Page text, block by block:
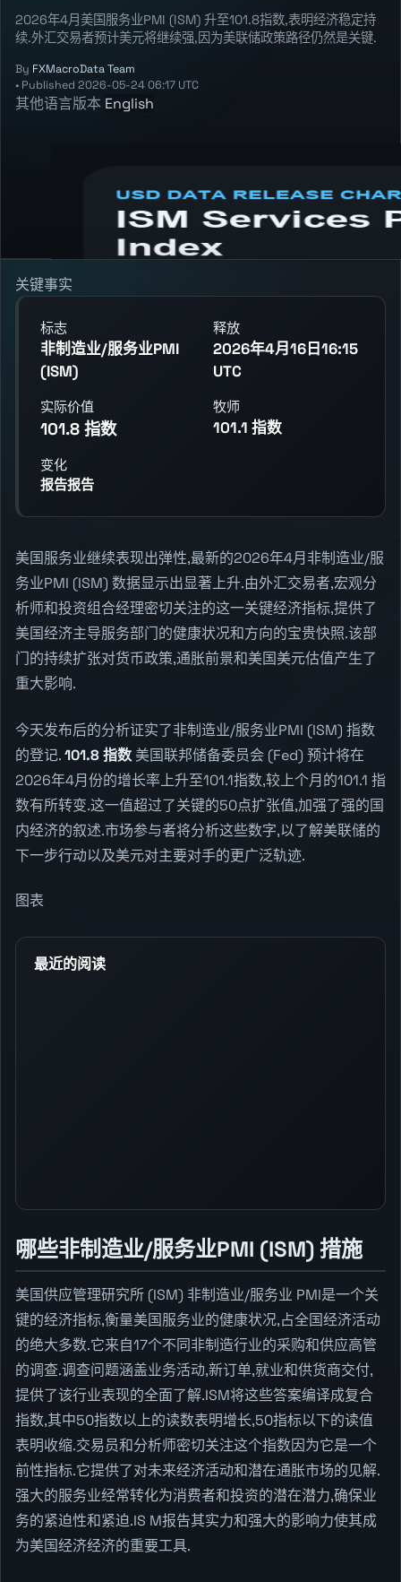
2026年4月美国服务业PMI (ISM) 升至101.8指数,表明经济稳定持
续.外汇交易者预计美元将继续强,因为美联储政策路径仍然是关键.
By FXMacroData Team
• Published 2026-05-24 06:17 UTC
其他语言版本 English
reading, previous reading, and release
关键事实
标志
非制造业/服务业PMI
(ISM)
释放
2026年4月16日16:15
UTC
实际价值
101.8 指数
牧师
101.1 指数
变化
报告报告
美国服务业继续表现出弹性,最新的2026年4月非制造业/服
务业PMI (ISM) 数据显示出显著上升.由外汇交易者,宏观分
析师和投资组合经理密切关注的这一关键经济指标,提供了
美国经济主导服务部门的健康状况和方向的宝贵快照.该部
门的持续扩张对货币政策,通胀前景和美国美元估值产生了
重大影响.
今天发布后的分析证实了非制造业/服务业PMI (ISM) 指数
的登记.101.8 指数 美国联邦储备委员会 (Fed) 预计将在
2026年4月份的增长率上升至101.1指数,较上个月的101.1 指
数有所转变.这一值超过了关键的50点扩张值,加强了强的国
内经济的叙述.市场参与者将分析这些数字,以了解美联储的
下一步行动以及美元对主要对手的更广泛轨迹.
图表
最近的阅读
哪些非制造业/服务业PMI (ISM) 措施
美国供应管理研究所 (ISM) 非制造业/服务业 PMI是一个关
键的经济指标,衡量美国服务业的健康状况,占全国经济活动
的绝大多数.它来自17个不同非制造行业的采购和供应高管
的调查.调查问题涵盖业务活动,新订单,就业和供货商交付,
提供了该行业表现的全面了解.ISM将这些答案编译成复合
指数,其中50指数以上的读数表明增长,50指标以下的读值
表明收缩.交易员和分析师密切关注这个指数因为它是一个
前性指标.它提供了对未来经济活动和潜在通胀市场的见解.
强大的服务业经常转化为消费者和投资的潜在潜力,确保业
务的紧迫性和紧迫.IS M报告其实力和强大的影响力使其成
为美国经济经济的重要工具.